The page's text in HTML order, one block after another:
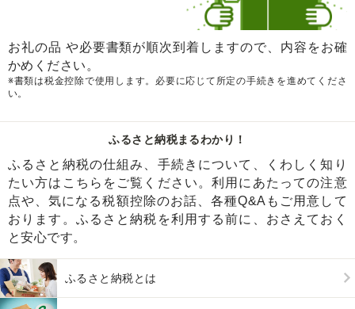
お礼の品 や必要書類が順次到着しますので、内容をお確
かめください。
※書類は税金控除で使用します。必要に応じて所定の手続きを進めてくださ
い。
ふるさと納税まるわかり！
ふるさと納税の仕組み、手続きについて、くわしく知り
たい方はこちらをご覧ください。利用にあたっての注意
点や、気になる税額控除のお話、各種Q&Aもご用意して
おります。ふるさと納税を利用する前に、おさえておく
と安心です。
ふるさと納税とは